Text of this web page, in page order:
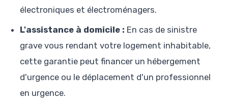
électroniques et électroménagers.
L'assistance à domicile : En cas de sinistre
grave vous rendant votre logement inhabitable,
cette garantie peut financer un hébergement
d'urgence ou le déplacement d'un professionnel
en urgence.